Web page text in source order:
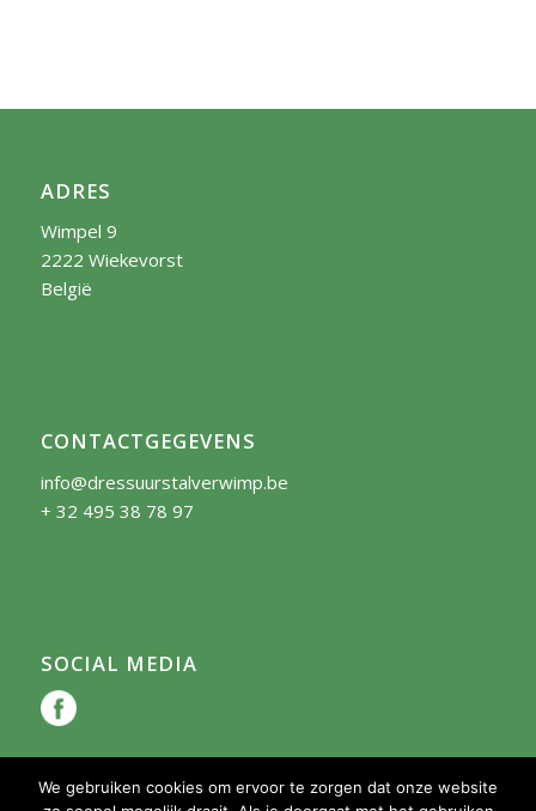
ADRES
Wimpel 9
2222 Wiekevorst
België
CONTACTGEGEVENS
info@dressuurstalverwimp.be
+ 32 495 38 78 97
SOCIAL MEDIA
We gebruiken cookies om ervoor te zorgen dat onze website